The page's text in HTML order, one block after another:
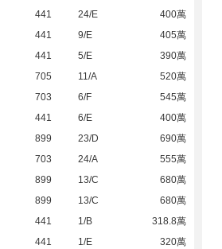
441 24/E
400萬
441 9/E
405萬
441 5/E
390萬
705 11/A
520萬
703 6/F
545萬
441 6/E
400萬
899 23/D
690萬
703 24/A
555萬
899 13/C
680萬
899 13/C
680萬
441 1/B
318.8萬
441 1/E
320萬